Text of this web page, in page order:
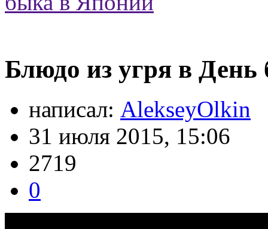
Блюдо из угря в
написал: AlekseyOlkin
31 июля 2015, 15:06
2719
0